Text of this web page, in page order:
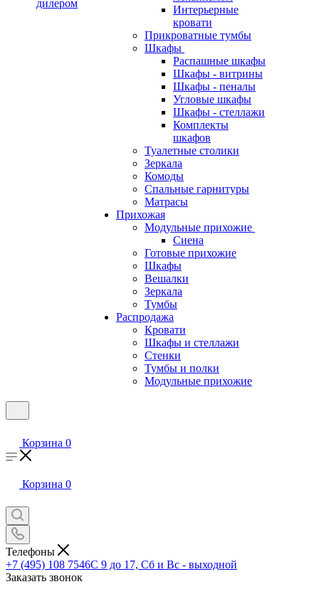
дилером
Интерьерные
кровати
Прикроватные тумбы
Шкафы
Распашные шкафы
Шкафы - витрины
Шкафы - пеналы
Угловые шкафы
Шкафы - стеллажи
Комплекты
шкафов
Туалетные столики
Зеркала
Комоды
Спальные гарнитуры
Матрасы
Прихожая
Модульные прихожие
Сиена
Готовые прихожие
Шкафы
Вешалки
Зеркала
Тумбы
Распродажа
Кровати
Шкафы и стеллажи
Стенки
Тумбы и полки
Модульные прихожие
Корзина 0
Корзина 0
Телефоны
+7 (495) 108 7546С 9 до 17, Сб и Вс - выходной
Заказать звонок